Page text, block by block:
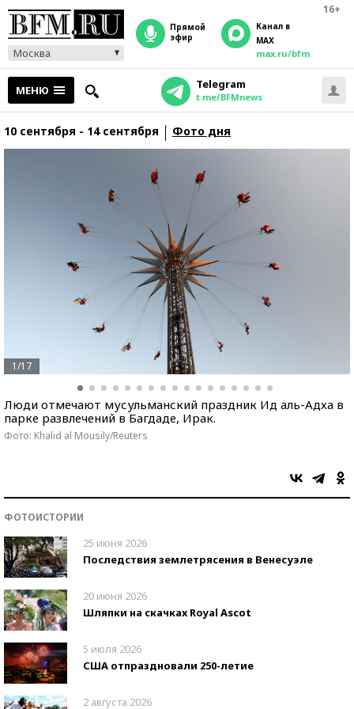
16+
Москва
прямой
эфир
Канал в
MAX
max.ru/bfm
МЕНЮ Telegram
t.me/BFMnews
10 сентября - 14 сентября Фото дня
1/17
Люди отмечают мусульманский праздник Ид аль-Адха в
парке развлечений в Багдаде, Ирак.
Фото: Khalid al Mousily/Reuters
ФОТОИСТОРИИ
25 июня 2026
Последствия землетрясения в Венесуэле
20 июня 2026
Шляпки на скачках Royal Ascot
5 июля 2026
США отпраздновали 250-летие
2 августа 2026